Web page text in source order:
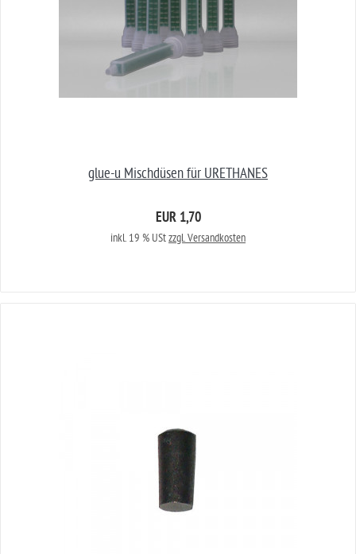
glue-u Mischdüsen für URETHANES
EUR 1,70
inkl. 19 % UStzzgl. Versandkosten